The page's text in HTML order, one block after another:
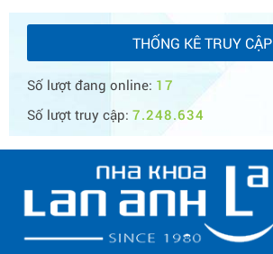
THỐNG KÊ TRUY CẬP
Số lượt đang online: 17
Số lượt truy cập: 7.248.634